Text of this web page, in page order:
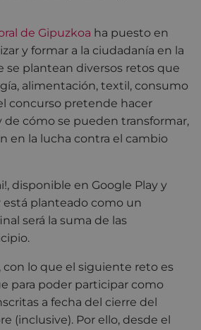
de Gipuzkoa ha puesto en
y formar a la ciudadanía en la
se plantean diversos retos que
alimentación, textil, consumo
concurso pretende hacer
de cómo se pueden transformar,
en la lucha contra el cambio
disponible en Google Play y
está planteado como un
será la suma de las
con lo que el siguiente reto es
para poder participar como
a fecha del cierre del
(inclusive). Por ello, desde el